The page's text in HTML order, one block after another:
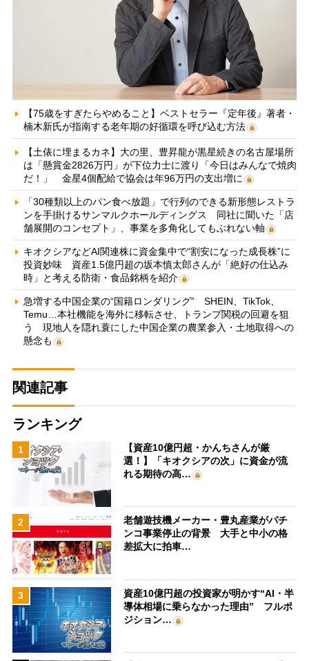
【75歳をすぎたらやめること】ベストセラー『定年後』著者・
楠木新氏が指南する老年期の好循環を呼び込む方法
【土俵に埋まるカネ】大の里、豊昇龍が黒星続きの名古屋場所
は「懸賞金2826万円」が下位力士に渡り「今日はみんなで焼肉
だ！」 金星4個配給で協会は年96万円の支出増に
「30種類以上のパン食べ放題」で行列のできる新形態レストラ
ンを手掛けるサンマルクホールディングス 同社に聞いた「店
舗展開のコンセプト」、事業を多角化してもぶれない軸
キオクシアなどAI関連株に資金集中で“割安になった成長株”に
投資妙味 資産1.5億円超の坂本慎太郎さんが「絶好の仕込み
時」と考える防衛・食品銘柄を紹介
急増する中国企業の“国籍ロンダリング” SHEIN、TikTok、
Temu…本社機能を海外に移転させ、トランプ関税の回避を狙
う 現地人を隠れ蓑にした中国企業の農業参入・土地取得への
懸念も
関連記事
ランキング
1
【資産10億円超・かんちさんが厳
選！】「キオクシアの次」に資金が流
れる期待の高…
2
老舗遊技機メーカー・豊丸産業がパチ
ンコ事業停止の背景 大手と中小の格
差拡大に拍車…
3
資産10億円超の投資家が明かす“AI・半
導体相場に乗らなかった理由” フルポ
ジション…